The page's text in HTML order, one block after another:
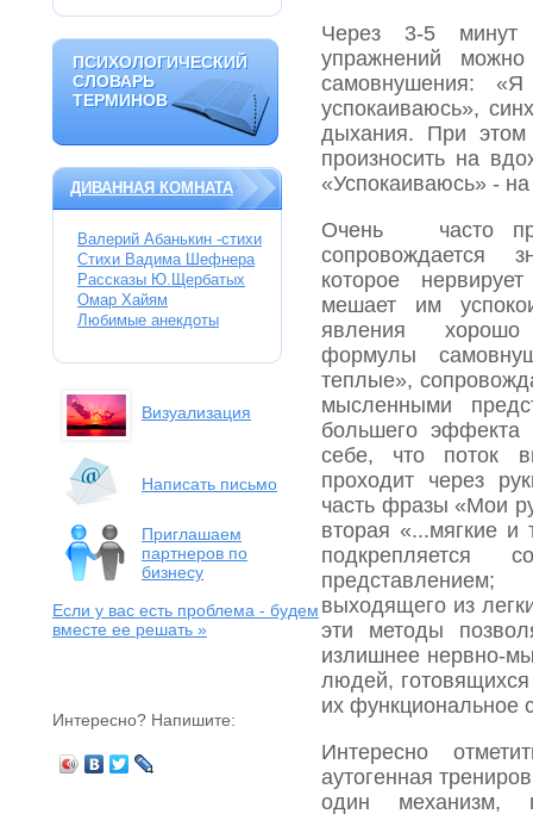
ПСИХОЛОГИЧЕСКИЙ
СЛОВАРЬ
ТЕРМИНОВ
ПСИХОЛОГИЧЕСКИЙ
СЛОВАРЬ
ТЕРМИНОВ
ДИВАННАЯ КОМНАТА
Валерий Абанькин -стихи
Стихи Вадима Шефнера
Рассказы Ю.Щербатых
Омар Хайям
Любимые анекдоты
Визуализация
Написать письмо
Приглашаем
партнеров по
бизнесу
Если у вас есть проблема - будем
вместе ее решать »
Интересно? Напишите:
Через 3-5 минут
упражнений
самовнушения:
успокаиваюсь»,
дыхания. При
произносить на
«Успокаиваюсь» -
Очень часто
сопровождается
которое
мешает им
явления хорошо
формулы
теплые»,
мысленными
большего эффекта
себе, что поток
проходит через
часть фразы «Мои
вторая «...мягкие
подкрепляется
выходящего из
эти методы
излишнее нервно-
людей, готовящихся
их функциональное
Интересно
аутогенная
один механизм,